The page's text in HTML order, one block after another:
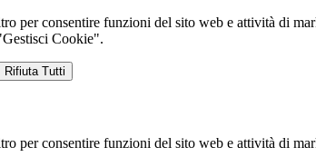
per consentire funzioni del sito web e attività di
Cookie".
Rifiuta Tutti
per consentire funzioni del sito web e attività di